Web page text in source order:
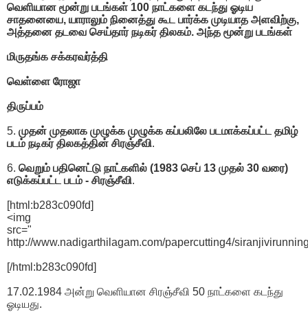
வெளியான மூன்று படங்கள் 100 நாட்களை கடந்து ஓடிய
சாதனையை, யாராலும் நினைத்து கூட பார்க்க முடியாத அளவிற்கு,
அத்தனை தடவை செய்தார் நடிகர் திலகம். அந்த மூன்று படங்கள்
மிருதங்க சக்கரவர்த்தி
வெள்ளை ரோஜா
திருப்பம்
5. முதன் முதலாக முழுக்க முழுக்க கப்பலிலே படமாக்கப்பட்ட தமிழ்
படம் நடிகர் திலகத்தின் சிரஞ்சீவி.
6. வெறும் பதினெட்டு நாட்களில் (1983 செப் 13 முதல் 30 வரை)
எடுக்கப்பட்ட படம் - சிரஞ்சீவி.
[html:b283c090fd]
<img
src="
http://www.nadigarthilagam.com/papercutting4/
[/html:b283c090fd]
17.02.1984 அன்று வெளியான சிரஞ்சீவி 50 நாட்களை கடந்து
ஓடியது.